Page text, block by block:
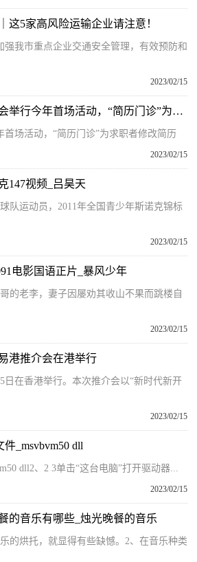
这5家高风险运输企业请注意！
强我市重点企业交通安全管理，有效预防和
2023/02/15
关注：才聚武昌招聘会举行今年首场活动，“简历门诊”为求职者修改简历
首场活动，“简历门诊”为求职者修改简历
2023/02/15
147视频_吕昊天
队运动员，2011年全国青少年斯诺克锦标
2023/02/15
电影国语正片_暴风少年
的老李，妻子因屡劝其收山不果而跳楼自
2023/02/15
港推介会在港举行
日在香港举行。本次推介会以“新时代新开
2023/02/15
_msvbvm50 dll
dll2、2 3单击“这台电脑”打开驱动器...
2023/02/15
的音乐有哪些_烛光晚餐的音乐
的烘托，就显得有些缺憾。2、在音乐种类